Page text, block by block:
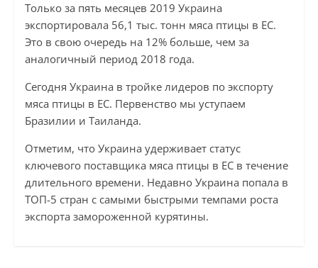
Только за пять месяцев 2019 Украина
экспортировала 56,1 тыс. тонн мяса птицы в ЕС.
Это в свою очередь на 12% больше, чем за
аналогичный период 2018 года.
Сегодня Украина в тройке лидеров по экспорту
мяса птицы в ЕС. Первенство мы уступаем
Бразилии и Таиланда.
Отметим, что Украина удерживает статус
ключевого поставщика мяса птицы в ЕС в течение
длительного времени. Недавно Украина попала в
ТОП-5 стран с самыми быстрыми темпами роста
экспорта замороженной курятины.